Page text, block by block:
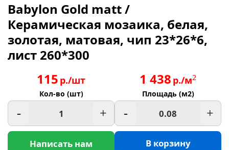
Babylon Gold matt /
Керамическая мозаика, белая,
золотая, матовая, чип 23*26*6,
лист 260*300
115 р./шт
Кол-во (шт)
- +
Написать нам
1 438 р./м2
Площадь (м2)
- +
В корзину